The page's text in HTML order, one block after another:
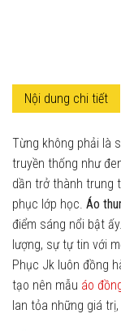
Nội dung chi tiết
Từng không phải là
truyền thống như
dần trở thành trung
phục lớp học. Áo
điểm sáng nổi bật
lượng, sự tự tin với
Phục Jk luôn đồng
tạo nên mẫu áo
lan tỏa những giá